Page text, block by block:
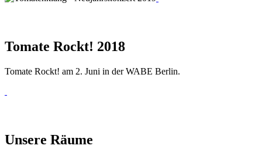
Tomate Rockt! 2018
Tomate Rockt! am 2. Juni in der WABE Berlin.
Unsere Räume